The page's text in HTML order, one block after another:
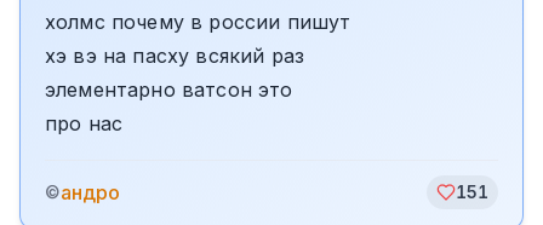
холмс почему в россии пишут
хэ вэ на пасху всякий раз
элементарно ватсон это
про нас
©андро 151